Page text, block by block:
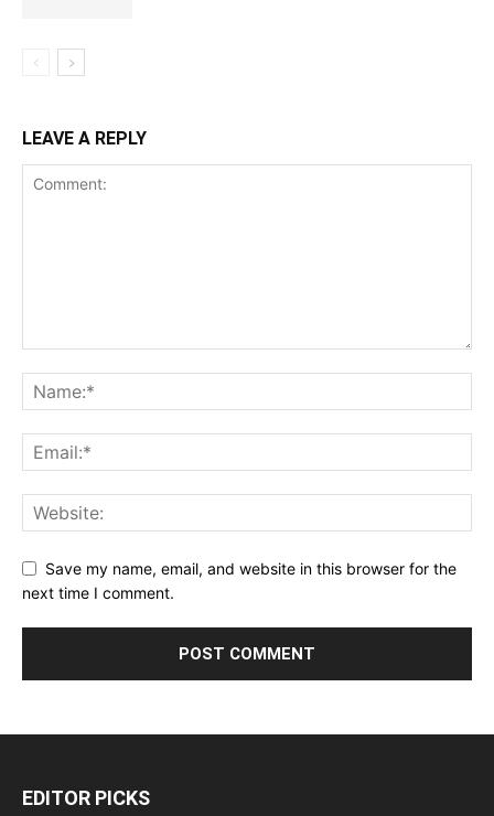
LEAVE A REPLY
Save my name, email, and website in this browser for the
next time I comment.
EDITOR PICKS